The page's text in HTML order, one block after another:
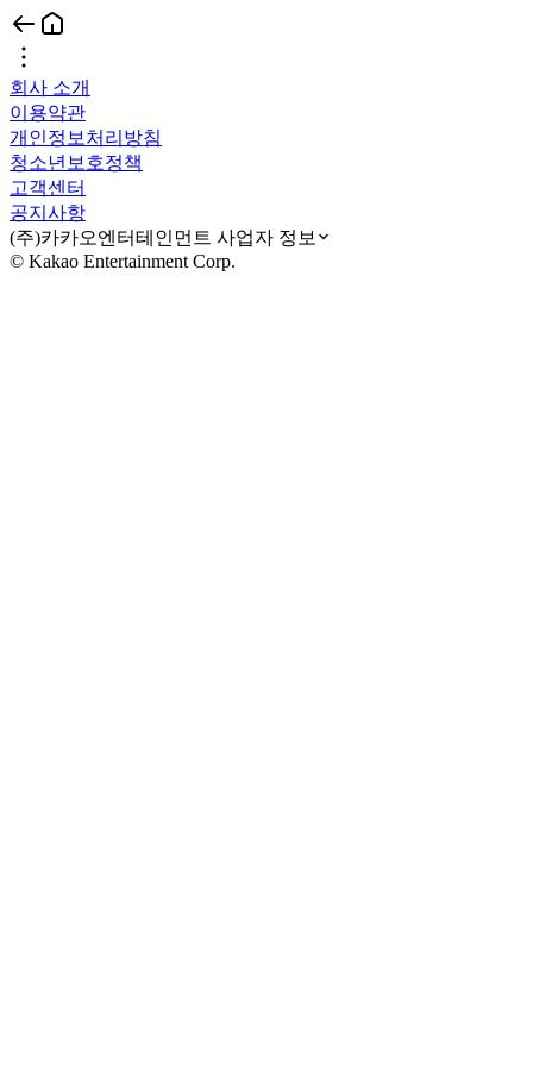
회사 소개
이용약관
개인정보처리방침
청소년보호정책
고객센터
공지사항
(주)카카오엔터테인먼트 사업자 정보
© Kakao Entertainment Corp.